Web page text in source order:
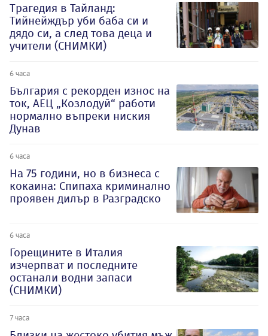
Трагедия в Тайланд:
Тийнейждър уби баба си и
дядо си, а след това деца и
учители (СНИМКИ)
6 часа
България с рекорден износ на
ток, АЕЦ „Козлодуй“ работи
нормално въпреки ниския
Дунав
6 часа
На 75 години, но в бизнеса с
кокаина: Спипаха криминално
проявен дилър в Разградско
6 часа
Горещините в Италия
изчерпват и последните
останали водни запаси
(СНИМКИ)
7 часа